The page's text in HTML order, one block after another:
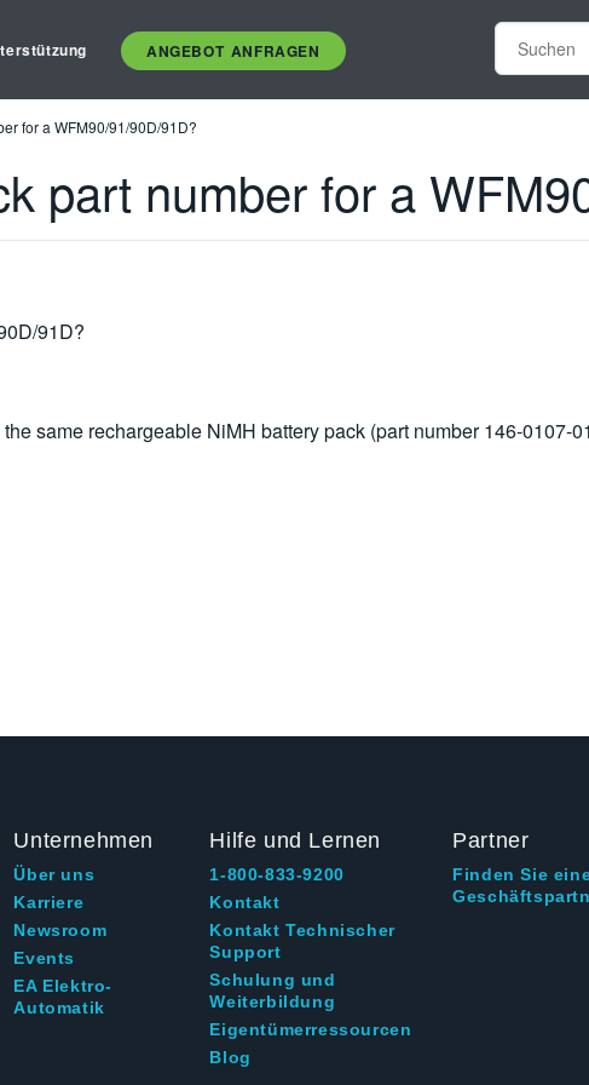
ANGEBOT ANFRAGEN
for a WFM90/91/90D/91D?
part number for a
91D?
same rechargeable NiMH battery pack (part number 146-0107-
Unternehmen
Über uns
Karriere
Newsroom
Events
EA Elektro-
Automatik
Hilfe und Lernen
1-800-833-9200
Kontakt
Kontakt Technischer
Support
Schulung und
Weiterbildung
Eigentümerressourcen
Blog
Partner
Finden Sie